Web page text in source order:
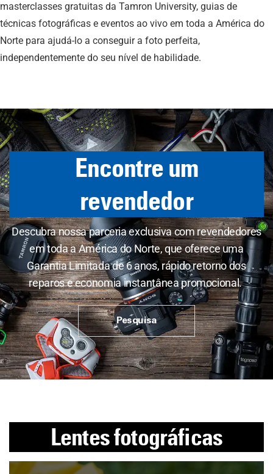
masterclasses gratuitas da Tamron University, guias de
técnicas fotográficas e eventos ao vivo em toda a América do
Norte para ajudá-lo a conseguir a foto perfeita,
independentemente do seu nível de habilidade.
Encontre um
revendedor
Descubra nossa parceria exclusiva com revendedores
em toda a América do Norte, que oferece uma
Garantia Limitada de 6 anos, rápido retorno dos
reparos e economia instantânea promocional.
Pesquisa
Lentes fotográficas